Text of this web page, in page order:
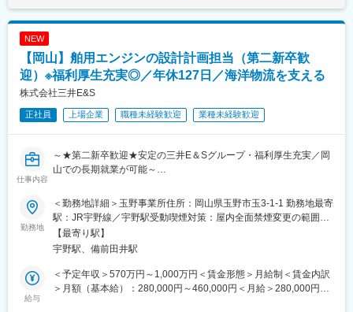
・岡山での長期就業が可能
・当社の舶用エンジンは国内シェアトップであり島国日本の海運
を支える大黒柱として社会に貢献できます。
り(ヨーロッパ・アジアなど)。
＜使用CAD＞
3D : NX/ 2D : CADAM, AutoCAD
【変更の範囲：会社の定める業務】
ら業務を覚えて頂きます。
早ければ1年程度で独り立ちの予定ですが、初めから1人に業務を
その他業務に必要な知識や資格の取得についても会社でサポート
があり、英語教育や階層別研修など、教育体制は非常に充実して
います。
■配属先の特徴：
・工場が近く、実際のエンジンの試運転にも立ち会うことができ
ます。
す。月給(月額)は固定手当を含めた表記です。
NEW
【岡山】舶用エンジンの設計計画担当（第二新卒歓
迎）※福利厚生充実◎／年休127日／海洋物流を支える
株式会社三井E&S
正社員 上場企業 職種未経験歓迎 業種未経験歓迎
仕事内容
～★第二新卒歓迎★安定の三井E＆Sグループ・福利厚生充実／岡
山での長期就業が可能～
ます。
■業務内容：
＊担当製品：舶用大型エンジン（Everllence（デンマーク）のラ
イセンス生産品）高さ20m、重量2000t、最大出力10万馬力を超
える大型舶用エンジンです。
・エンジン受注前の技術問合せ対応、客先へのプレゼン（営業と
協力）、将来の受注予測
勤務地
＜勤務地詳細＞玉野事業所住所：岡山県玉野市玉3-1-1 勤務地最寄
駅：JR宇野線／宇野駅受動喫煙対策：屋内全面禁煙変更の範囲：
会社の定める事業所（リモートワーク含む）
【最寄り駅】
宇野駅、備前田井駅
給与
＜予定年収＞570万円～1,000万円＜賃金形態＞月給制＜賃金内訳
＞月額（基本給）：280,000円～460,000円＜月給＞280,000円～